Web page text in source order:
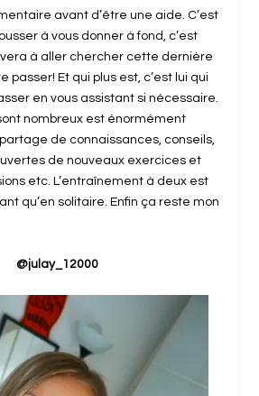
avant d’être une aide. C’est
à vous donner à fond, c’est
à aller chercher cette dernière
passer! Et qui plus est, c’est lui qui
en vous assistant si nécessaire.
nombreux est énormément
de connaissances, conseils,
de nouveaux exercices et
etc. L’entraînement à deux est
qu’en solitaire. Enfin ça reste mon
@julay_12000